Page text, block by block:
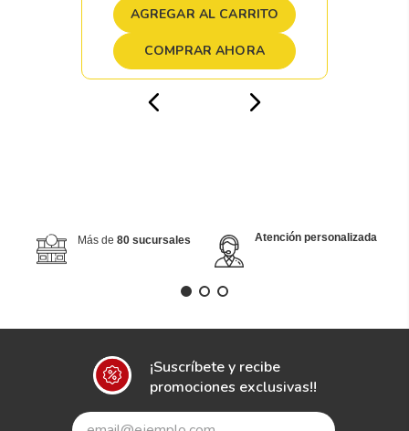
AGREGAR AL CARRITO
COMPRAR AHORA
Más de 80 sucursales Atención personalizada
¡Suscríbete y recibe
promociones exclusivas!!